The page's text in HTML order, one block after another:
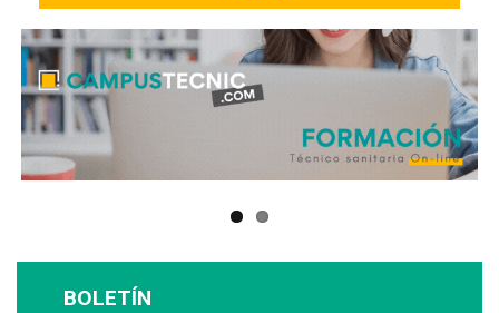
BOLETÍN